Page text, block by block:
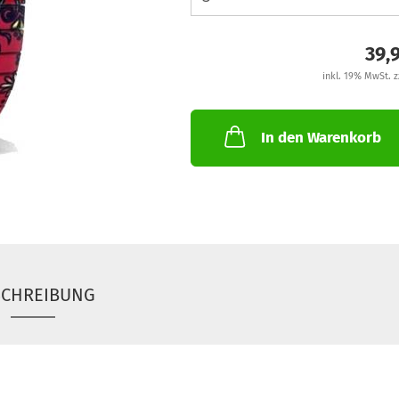
inkl. 19% MwSt.
In den Warenkorb